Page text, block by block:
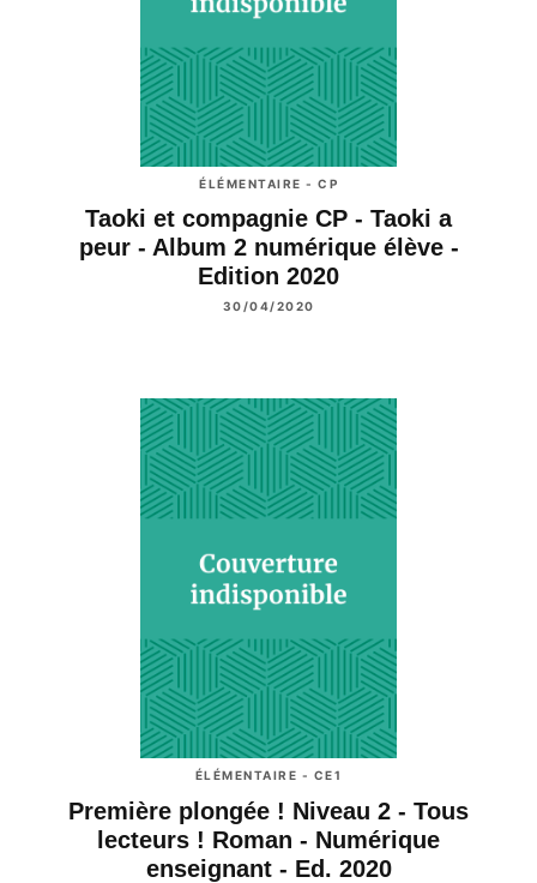
ÉLÉMENTAIRE - CP
Taoki et compagnie CP - Taoki a
peur - Album 2 numérique élève -
Edition 2020
30/04/2020
ÉLÉMENTAIRE - CE1
Première plongée ! Niveau 2 - Tous
lecteurs ! Roman - Numérique
enseignant - Ed. 2020